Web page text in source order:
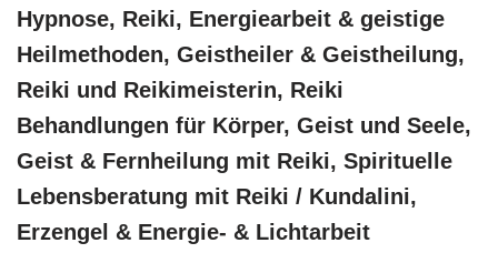
Hypnose, Reiki, Energiearbeit & geistige
Heilmethoden, Geistheiler & Geistheilung,
Reiki und Reikimeisterin, Reiki
Behandlungen für Körper, Geist und Seele,
Geist & Fernheilung mit Reiki, Spirituelle
Lebensberatung mit Reiki / Kundalini,
Erzengel & Energie- & Lichtarbeit